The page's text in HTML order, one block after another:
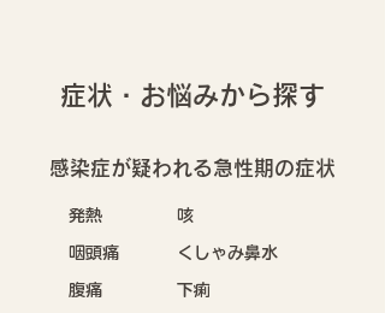
症状・お悩みから探す
感染症が疑われる急性期の症状
発熱
咽頭痛
腹痛
咳
くしゃみ鼻水
下痢